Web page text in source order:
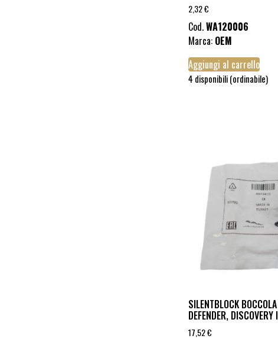
2,32€
Cod.WA120006
Marca: OEM
Aggiungi al carrello
4 disponibili (ordinabile)
SILENTBLOCK
DEFENDER,
17,52€